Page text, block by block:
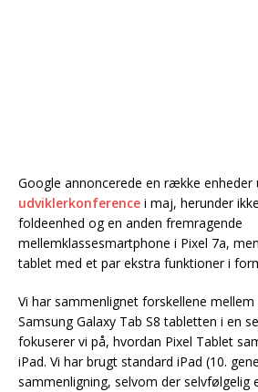
Google annoncerede en række enheder
udviklerkonference i maj, herunder
foldeenhed og en anden fremragende
mellemklassesmartphone i Pixel 7a,
tablet med et par ekstra funktioner i
Vi har sammenlignet forskellene
Samsung Galaxy Tab S8 tabletten i en
fokuserer vi på, hvordan Pixel Tablet
iPad. Vi har brugt standard iPad (10.
sammenligning, selvom der selvfølgelig